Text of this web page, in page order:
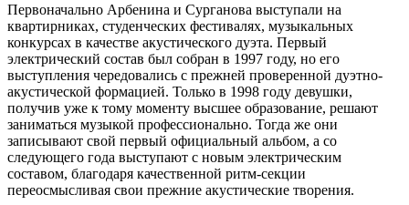
Первоначально Арбенина и Сурганова выступали на
квартирниках, студенческих фестивалях, музыкальных
конкурсах в качестве акустического дуэта. Первый
электрический состав был собран в 1997 году, но его
выступления чередовались с прежней проверенной дуэтно-
акустической формацией. Только в 1998 году девушки,
получив уже к тому моменту высшее образование, решают
заниматься музыкой профессионально. Тогда же они
записывают свой первый официальный альбом, а со
следующего года выступают с новым электрическим
составом, благодаря качественной ритм-секции
переосмысливая свои прежние акустические творения.